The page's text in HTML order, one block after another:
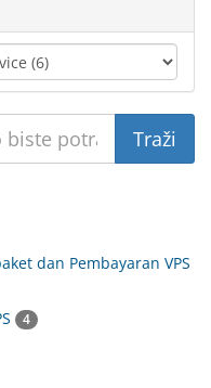
dan Pembayaran VPS
4